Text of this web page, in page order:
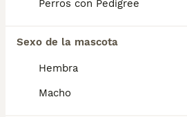
Perros con Pedigree
Sexo de la mascota
Hembra
Macho
¿Cuánto vale un
San Bernardo?